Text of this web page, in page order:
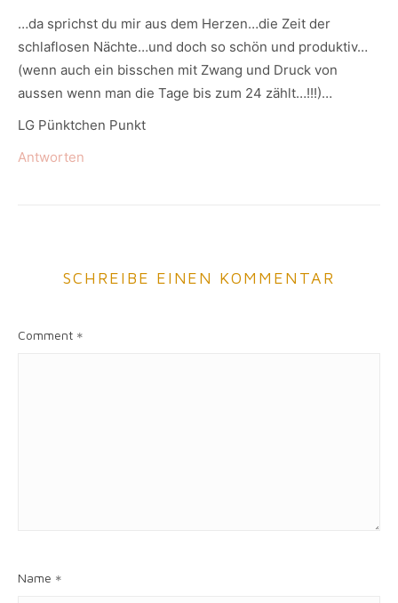
…da sprichst du mir aus dem Herzen…die Zeit der
schlaflosen Nächte…und doch so schön und produktiv…
(wenn auch ein bisschen mit Zwang und Druck von
aussen wenn man die Tage bis zum 24 zählt…!!!)…
LG Pünktchen Punkt
Antworten
SCHREIBE EINEN KOMMENTAR
Comment *
Name *